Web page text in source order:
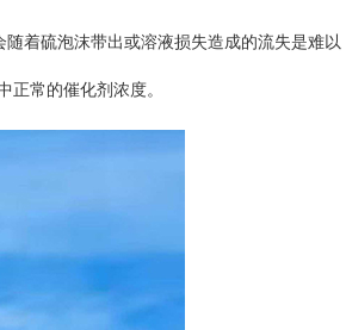
着硫泡沫带出或溶液损失造成的流失是难以
常的催化剂浓度。